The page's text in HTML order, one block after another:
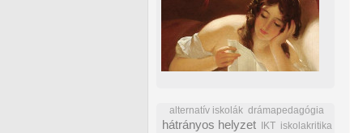
alternatív iskolák drámapedagógia
hátrányos helyzet IKT iskolakritika